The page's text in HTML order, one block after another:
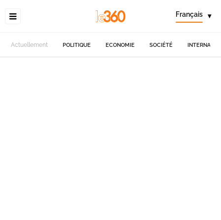
Français ▾
Actuellement POLITIQUE ECONOMIE SOCIÉTÉ